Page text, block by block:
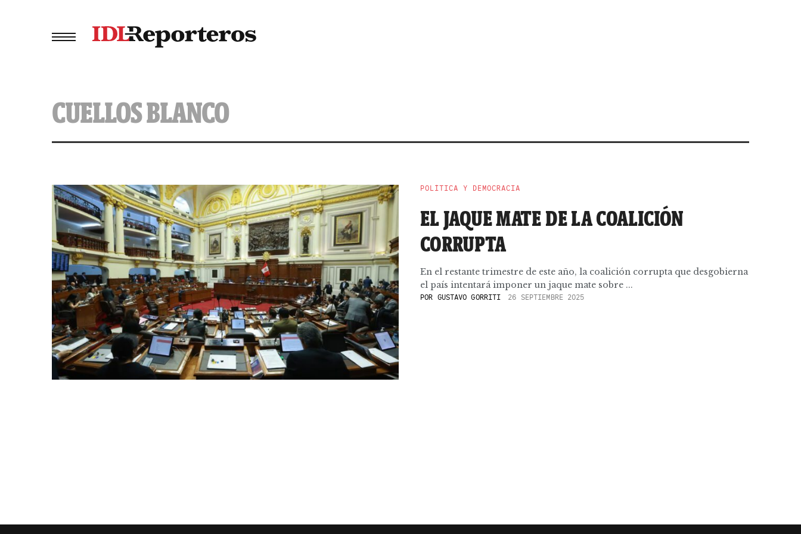
CUELLOS BLANCO
POLÍTICA Y DEMOCRACIA
EL JAQUE MATE DE LA COALICIÓN
CORRUPTA
En el restante trimestre de este año, la coalición corrupta que desgobierna
el país intentará imponer un jaque mate sobre ...
POR GUSTAVO GORRITI 26 SEPTIEMBRE 2025